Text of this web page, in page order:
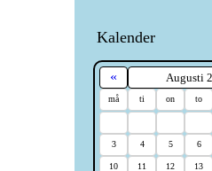
Kalender
« Augusti
må ti on to
3 4 5 6
10 11 12 13